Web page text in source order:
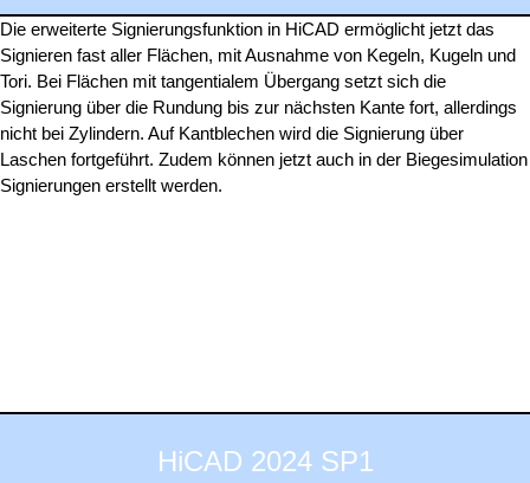
Die erweiterte Signierungsfunktion in HiCAD ermöglicht jetzt das
Signieren fast aller Flächen, mit Ausnahme von Kegeln, Kugeln und
Tori. Bei Flächen mit tangentialem Übergang setzt sich die
Signierung über die Rundung bis zur nächsten Kante fort, allerdings
nicht bei Zylindern. Auf Kantblechen wird die Signierung über
Laschen fortgeführt. Zudem können jetzt auch in der Biegesimulation
Signierungen erstellt werden.
HiCAD 2024 SP1